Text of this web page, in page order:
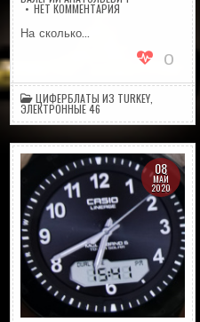
НЕТ КОММЕНТАРИЯНА
На сколько…
0
ЦИФЕРБЛАТЫ ИЗ TURKEY
ЭЛЕКТРОННЫЕ 46
08
МАЙ
2020